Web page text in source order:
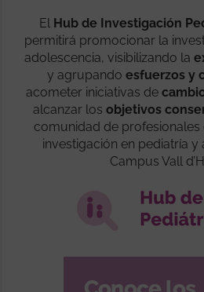
El Hub de Investigación
permitirá promocionar la
adolescencia, visibilizando la
y agrupando esfuerzos y
acometer iniciativas de
alcanzar los objetivos
comunidad de profesionales
investigación en pediatría y
Campus Vall